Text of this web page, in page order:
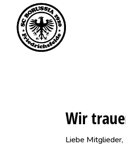
Wir
Liebe Mitglieder,